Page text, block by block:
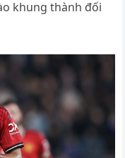
khung thành đối